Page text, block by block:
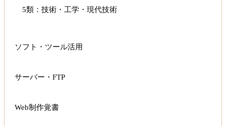
5類：技術・工学・現代技術
ソフト・ツール活用
サーバー・FTP
Web制作覚書